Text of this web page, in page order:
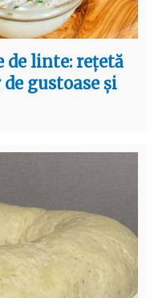
de linte: rețetă
de gustoase și